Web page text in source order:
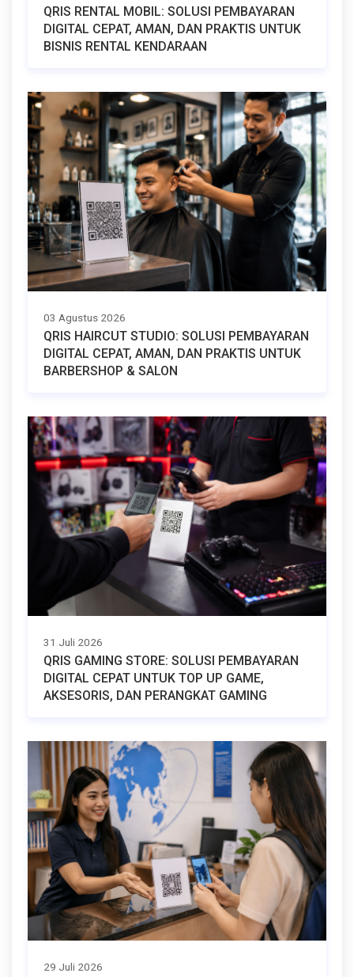
QRIS RENTAL MOBIL: SOLUSI PEMBAYARAN
DIGITAL CEPAT, AMAN, DAN PRAKTIS UNTUK
BISNIS RENTAL KENDARAAN
03 Agustus 2026
QRIS HAIRCUT STUDIO: SOLUSI PEMBAYARAN
DIGITAL CEPAT, AMAN, DAN PRAKTIS UNTUK
BARBERSHOP & SALON
31 Juli 2026
QRIS GAMING STORE: SOLUSI PEMBAYARAN
DIGITAL CEPAT UNTUK TOP UP GAME,
AKSESORIS, DAN PERANGKAT GAMING
29 Juli 2026